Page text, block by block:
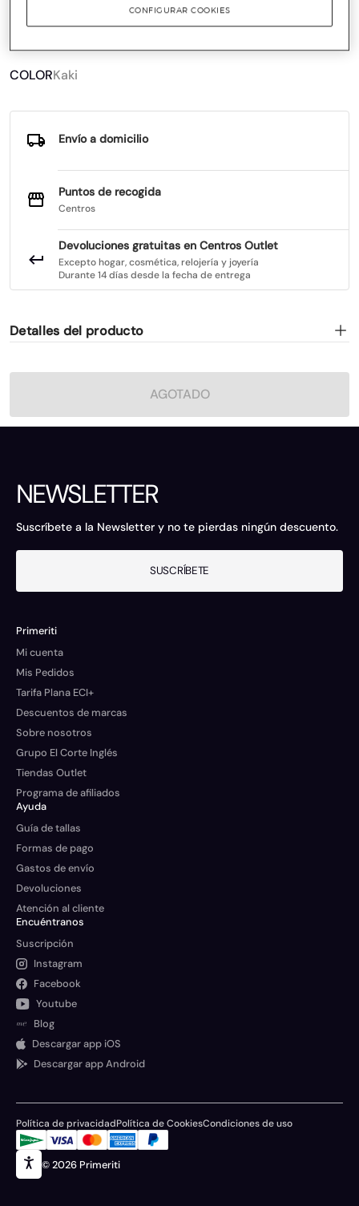
19 €49 €61%
COLORKaki
Envío a domicilio
Puntos de recogida
Centros
Devoluciones gratuitas en Centros Outlet
Excepto hogar, cosmética, relojería y joyería
Durante 14 días desde la fecha de entrega
Detalles del producto
AGOTADO
NEWSLETTER
Suscríbete a la Newsletter y no te pierdas ningún descuento.
SUSCRÍBETE
Primeriti
Mi cuenta
Mis Pedidos
Tarifa Plana ECI+
Descuentos de marcas
Sobre nosotros
Grupo El Corte Inglés
Tiendas Outlet
Programa de afiliados
Ayuda
Guía de tallas
Formas de pago
Gastos de envío
Devoluciones
Atención al cliente
Encuéntranos
Suscripción
Instagram
Facebook
Youtube
Blog
Descargar app iOS
Descargar app Android
© 2026 Primeriti
Política de privacidadPolítica de CookiesCondiciones de uso
CONFIGURAR COOKIES